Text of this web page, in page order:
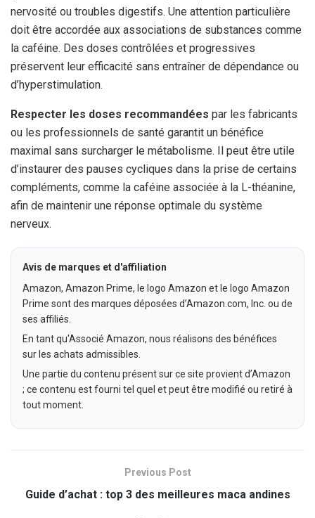
nervosité ou troubles digestifs. Une attention particulière
doit être accordée aux associations de substances comme
la caféine. Des doses contrôlées et progressives
préservent leur efficacité sans entraîner de dépendance ou
d’hyperstimulation.
Respecter les doses recommandées par les fabricants
ou les professionnels de santé garantit un bénéfice
maximal sans surcharger le métabolisme. Il peut être utile
d’instaurer des pauses cycliques dans la prise de certains
compléments, comme la caféine associée à la L-théanine,
afin de maintenir une réponse optimale du système
nerveux.
Avis de marques et d'affiliation
Amazon, Amazon Prime, le logo Amazon et le logo Amazon
Prime sont des marques déposées d’Amazon.com, Inc. ou de
ses affiliés.
En tant qu'Associé Amazon, nous réalisons des bénéfices
sur les achats admissibles.
Une partie du contenu présent sur ce site provient d’Amazon
; ce contenu est fourni tel quel et peut être modifié ou retiré à
tout moment.
Previous Post
Guide d’achat : top 3 des meilleures maca andines